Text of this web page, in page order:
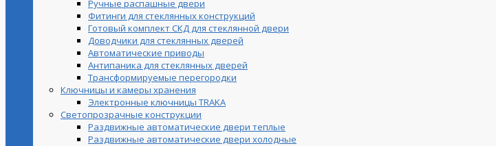
Ручные распашные двери
Фитинги для стеклянных конструкций
Готовый комплект СКД для стеклянной двери
Доводчики для стеклянных дверей
Автоматические приводы
Антипаника для стеклянных дверей
Трансформируемые перегородки
Ключницы и камеры хранения
Электронные ключницы TRAKA
Светопрозрачные конструкции
Раздвижные автоматические двери теплые
Раздвижные автоматические двери холодные